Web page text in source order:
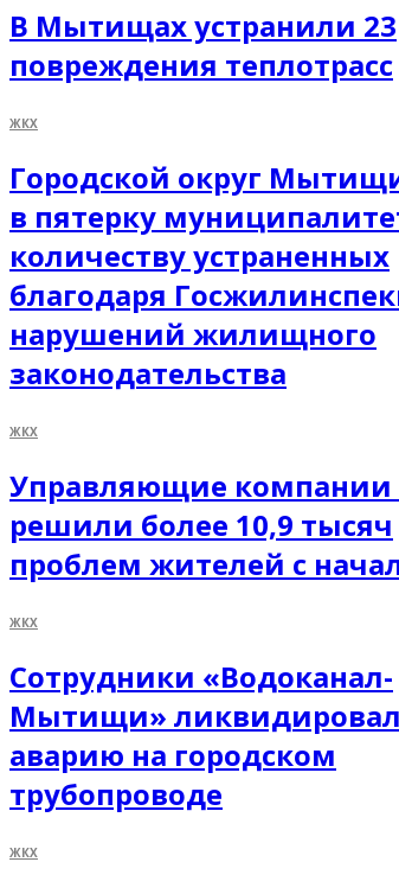
В Мытищах устранили 23
повреждения теплотрасс
ЖКХ
Городской округ
в пятерку
количеству устраненных
благодаря
нарушений жилищного
законодательства
ЖКХ
Управляющие
решили более 10,9 тысяч
проблем жителей с
ЖКХ
Сотрудники «Водоканал-
Мытищи»
аварию на городском
трубопроводе
ЖКХ